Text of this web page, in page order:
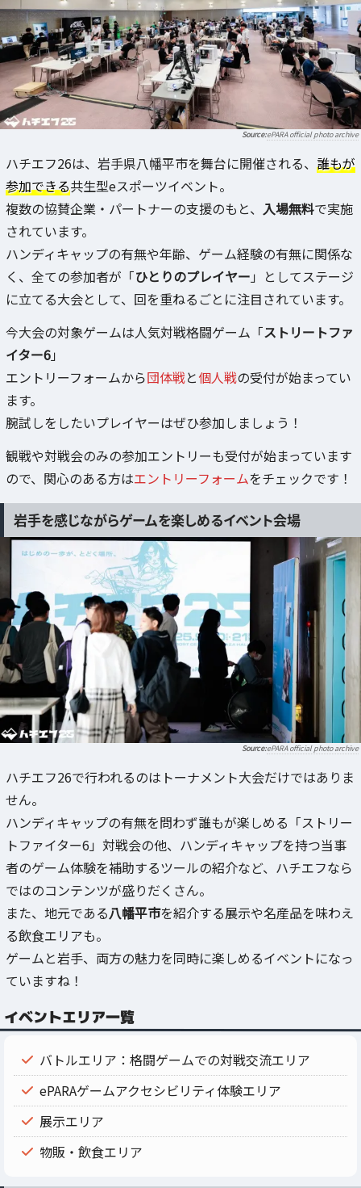
ePARA official photo archive
ハチエフ26は、岩手県八幡平市を舞台に開催される、 誰もが
参加できる共生型eスポーツイベント。
複数の協賛企業・パートナーの支援のもと、 入場無料で実施
されています。
ハンディキャップの有無や年齢、ゲーム経験の有無に関係な
く、全ての参加者が「ひとりのプレイヤー 」としてステージ
に立てる大会として、回を重ねるごとに注目されています。
今大会の対象ゲームは人気対戦格闘ゲーム「ストリートファ
イター6」
エントリーフォームから団体戦と個人戦の受付が始まってい
ます。
腕試しをしたいプレイヤーはぜひ参加しましょう！
観戦や対戦会のみの参加エントリーも受付が始まっています
ので、関心のある方はエントリーフォームをチェックです！
岩手を感じながらゲームを楽しめるイベント会場
ePARA official photo archive
ハチエフ26で行われるのはトーナメント大会だけではありま
せん。
ハンディキャップの有無を問わず誰もが楽しめる「ストリー
トファイター6」対戦会の他、ハンディキャップを持つ当事
者のゲーム体験を補助するツールの紹介など、ハチエフなら
ではのコンテンツが盛りだくさん。
また、地元である八幡平市を紹介する展示や名産品を味わえ
る飲食エリアも。
ゲームと岩手、両方の魅力を同時に楽しめるイベントになっ
ていますね！
イベントエリア一覧
バトルエリア：格闘ゲームでの対戦交流エリア
ePARAゲームアクセシビリティ体験エリア
展示エリア
物販・飲食エリア